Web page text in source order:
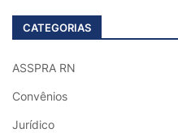
CATEGORIAS
ASSPRA RN
Convênios
Jurídico